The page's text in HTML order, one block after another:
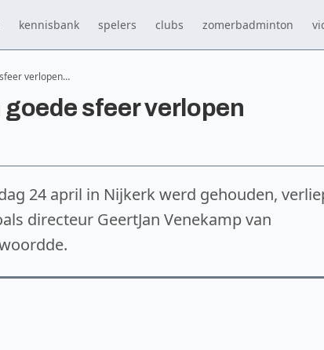
kennisbank spelers clubs zomerbadminton
verlopen…
sfeer verlopen
24 april in Nijkerk werd gehouden,
directeur GeertJan Venekamp van